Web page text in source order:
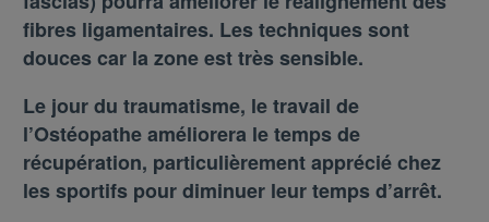
fibres ligamentaires. Les techniques sont
douces car la zone est très sensible.
Le jour du traumatisme, le travail de
l’Ostéopatheaméliorera le temps de
récupération, particulièrement apprécié chez
les sportifs pour diminuer leur temps d’arrêt.